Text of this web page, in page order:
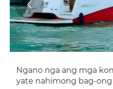
Ngano nga ang
yate nahimong bag-
